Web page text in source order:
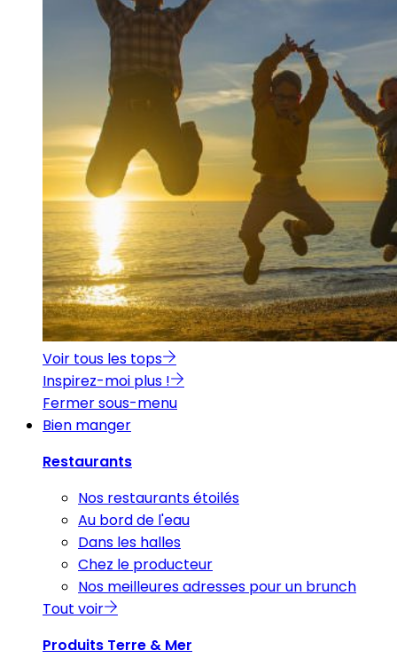
Voir tous les tops
Inspirez-moi plus !
Fermer sous-menu
Bien manger
Restaurants
Nos restaurants étoilés
Au bord de l'eau
Dans les halles
Chez le producteur
Nos meilleures adresses pour un brunch
Tout voir
Produits Terre & Mer